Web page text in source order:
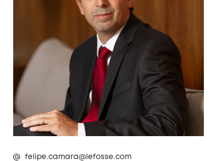
felipe.camara@lefosse.com